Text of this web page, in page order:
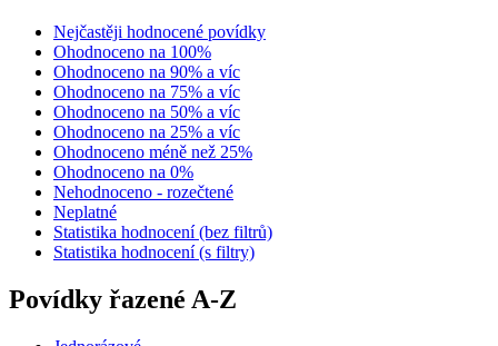
Nejčastěji hodnocené povídky
Ohodnoceno na 100%
Ohodnoceno na 90% a víc
Ohodnoceno na 75% a víc
Ohodnoceno na 50% a víc
Ohodnoceno na 25% a víc
Ohodnoceno méně než 25%
Ohodnoceno na 0%
Nehodnoceno - rozečtené
Neplatné
Statistika hodnocení (bez filtrů)
Statistika hodnocení (s filtry)
Povídky řazené A-Z